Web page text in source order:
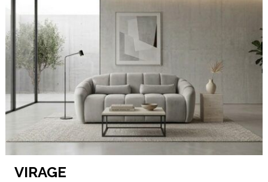
VIRAGE